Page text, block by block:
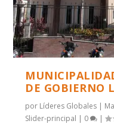
DE GOBIERNO
por Líderes Globales |
Slider-principal | 0 |